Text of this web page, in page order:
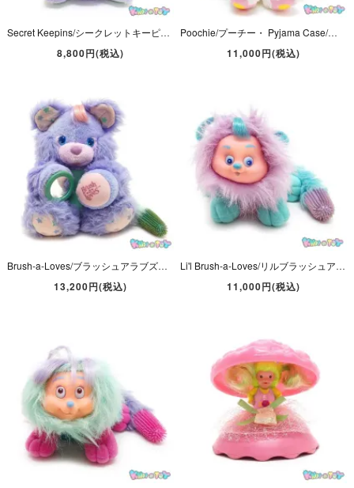
Secret Keepins/シークレットキーピンズ・Purple Pup/パープルパプ・Plush/ぬいぐるみ・イヌ/パピー・1994年・高さ約26cm・Kenner
8,800円(税込)
Poochie/プーチー・ Pyjama Case/パジャマケース・Plush/ぬいぐるみ・イヌ/パピー・高さ約33cm・Telitoy
11,000円(税込)
Brush-a-Loves/ブラッシュアラブズ・Plush/ぬいぐるみ・Purple Posy/パープルポジィ・パープル・(耳含まない)高さ約25cm・1987年
13,200円(税込)
Li'l Brush-a-Loves/リルブラッシュアラブズ・Bubble Berry/バブルベリー・Plush/ぬいぐるみ・US Release・高さ約11cm・1987年・AmToy
11,000円(税込)